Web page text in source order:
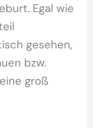
Egal wie
gesehen,
bzw.
groß